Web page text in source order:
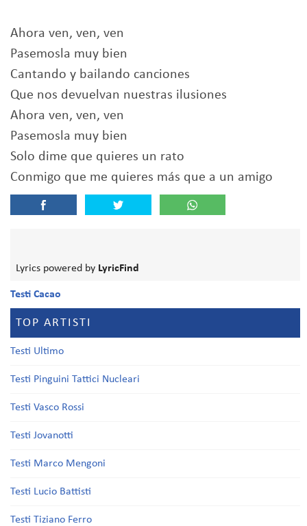
Ahora ven, ven, ven
Pasemosla muy bien
Cantando y bailando canciones
Que nos devuelvan nuestras ilusiones
Ahora ven, ven, ven
Pasemosla muy bien
Solo dime que quieres un rato
Conmigo que me quieres más que a un amigo
Lyrics powered by LyricFind
Testi Cacao
TOP ARTISTI
Testi Ultimo
Testi Pinguini Tattici Nucleari
Testi Vasco Rossi
Testi Jovanotti
Testi Marco Mengoni
Testi Lucio Battisti
Testi Tiziano Ferro